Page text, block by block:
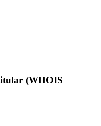
(WHOIS